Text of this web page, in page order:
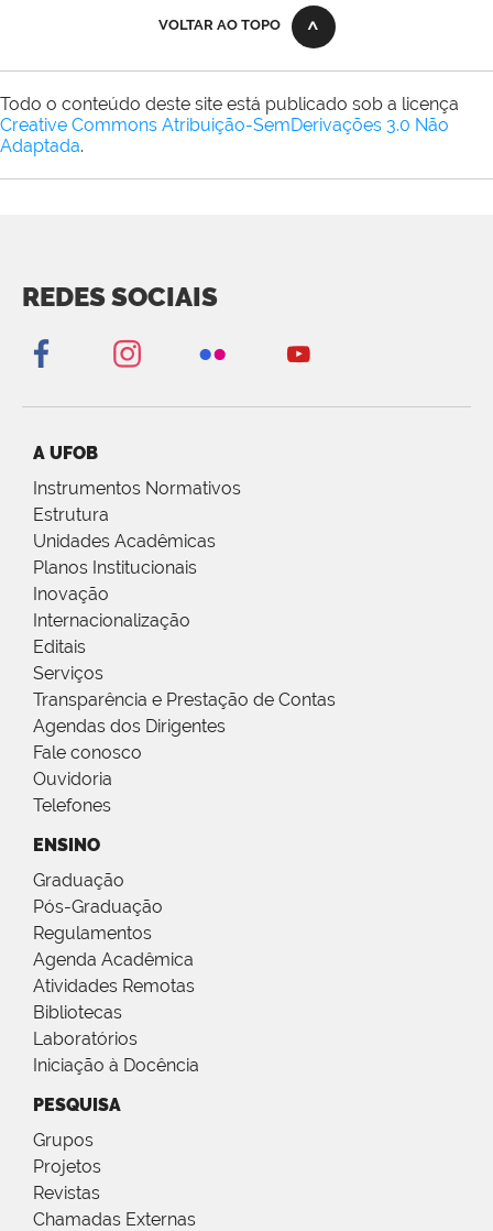
VOLTAR AO TOPO
Todo o conteúdo deste site está publicado sob a licença
Creative Commons Atribuição-SemDerivações 3.0 Não
Adaptada.
REDES SOCIAIS
A UFOB
Instrumentos Normativos
Estrutura
Unidades Acadêmicas
Planos Institucionais
Inovação
Internacionalização
Editais
Serviços
Transparência e Prestação de Contas
Agendas dos Dirigentes
Fale conosco
Ouvidoria
Telefones
ENSINO
Graduação
Pós-Graduação
Regulamentos
Agenda Acadêmica
Atividades Remotas
Bibliotecas
Laboratórios
Iniciação à Docência
PESQUISA
Grupos
Projetos
Revistas
Chamadas Externas